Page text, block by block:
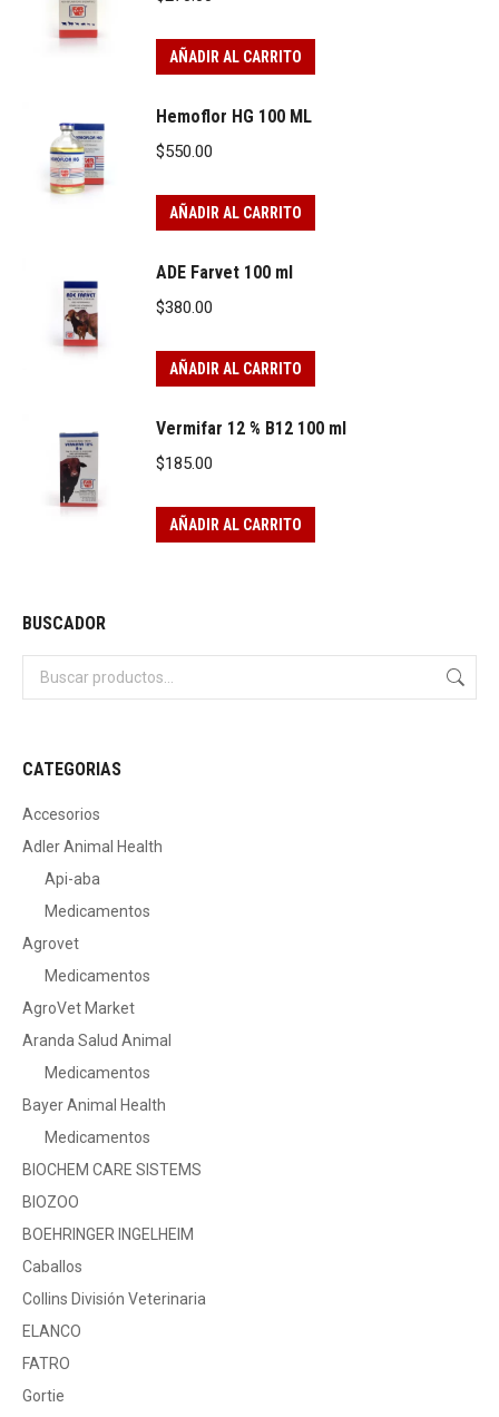
AÑADIR AL CARRITO
Hemoflor HG 100 ML
$550.00
AÑADIR AL CARRITO
ADE Farvet 100 ml
$380.00
AÑADIR AL CARRITO
Vermifar 12 % B12 100 ml
$185.00
AÑADIR AL CARRITO
BUSCADOR
CATEGORIAS
Accesorios
Adler Animal Health
Api-aba
Medicamentos
Agrovet
Medicamentos
AgroVet Market
Aranda Salud Animal
Medicamentos
Bayer Animal Health
Medicamentos
BIOCHEM CARE SISTEMS
BIOZOO
BOEHRINGER INGELHEIM
Caballos
Collins División Veterinaria
ELANCO
FATRO
Gortie